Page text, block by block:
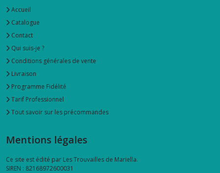
Accueil
Catalogue
Contact
Qui suis-je ?
Conditions générales de vente
Livraison
Programme Fidélité
Tarif Professionnel
Tout savoir sur les précommandes
Mentions légales
Ce site est édité par Les Trouvailles de Mariella.
SIREN : 82168972600031